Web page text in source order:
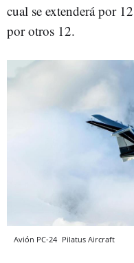
cual se extenderá por
por otros 12.
Avión PC-24 Pilatus Aircraft